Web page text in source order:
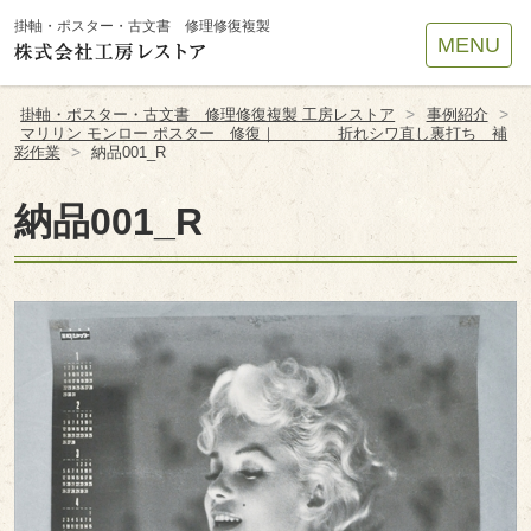
掛軸・ポスター・古文書 修理修復複製
MENU
掛軸・ポスター・古文書 修理修復複製 工房レストア > 事例紹介 >
マリリン モンロー ポスター 修復｜ 折れシワ直し裏打ち 補
彩作業 > 納品001_R
納品001_R
Site
Footer